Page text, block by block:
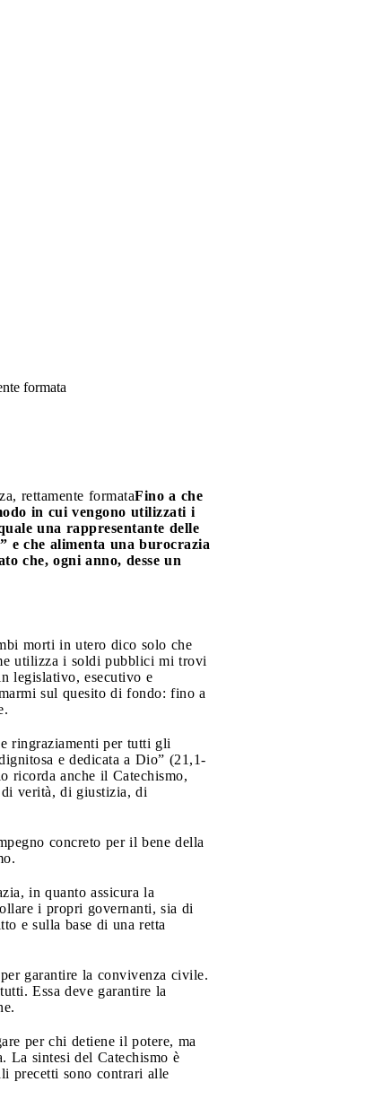
formata
rettamente formataFino a che
in cui vengono utilizzati i
una rappresentante delle
e che alimenta una burocrazia
che, ogni anno, desse un
morti in utero dico solo che
utilizza i soldi pubblici mi trovi
legislativo, esecutivo e
sul quesito di fondo: fino a
ringraziamenti per tutti gli
e dedicata a Dio” (21,1-
ricorda anche il Catechismo,
verità, di giustizia, di
concreto per il bene della
in quanto assicura la
i propri governanti, sia di
e sulla base di una retta
garantire la convivenza civile.
Essa deve garantire la
per chi detiene il potere, ma
La sintesi del Catechismo è
precetti sono contrari alle